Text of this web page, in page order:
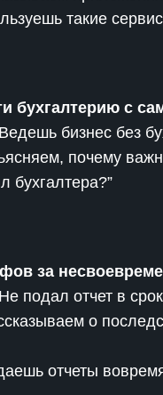
такие
бухгалтерию с
бизнес без
почему
бухгалтера?”
за
подал отчет в
о
отчеты